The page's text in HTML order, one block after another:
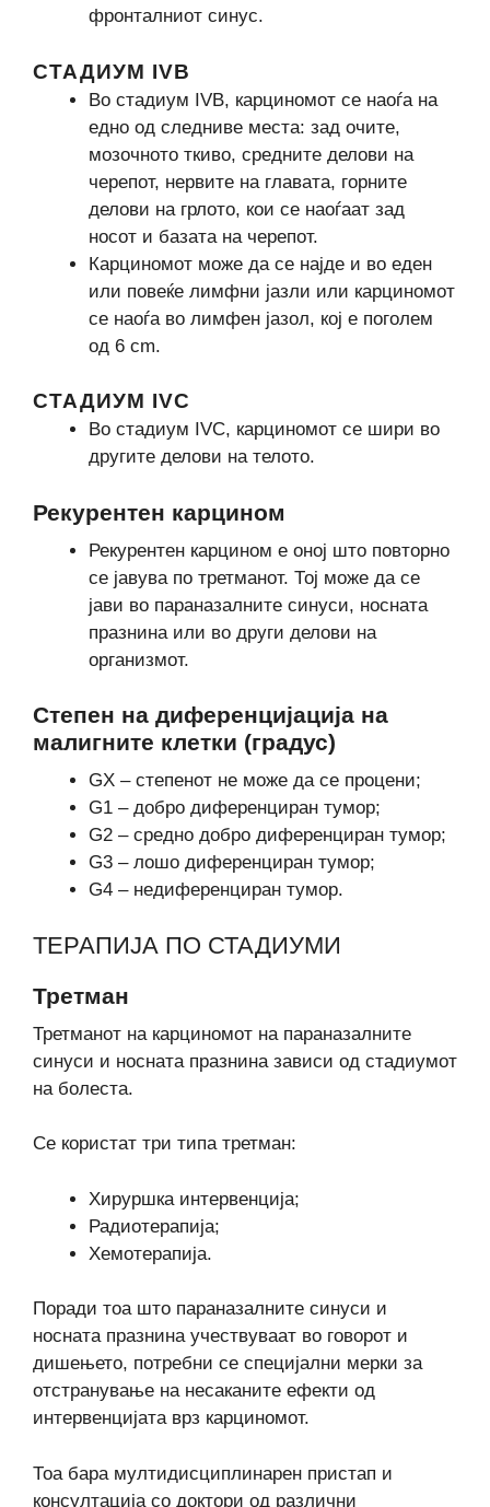
фронталниот синус.
СТАДИУМ IVB
Во стадиум IVB, карциномот се наоѓа на
едно од следниве места: зад очите,
мозочното ткиво, средните делови на
черепот, нервите на главата, горните
делови на грлото, кои се наоѓаат зад
носот и базата на черепот.
Карциномот може да се најде и во еден
или повеќе лимфни јазли или карциномот
се наоѓа во лимфен јазол, кој е поголем
од 6 cm.
СТАДИУМ IVC
Во стадиум IVC, карциномот се шири во
другите делови на телото.
Рекурентен карцином
Рекурентен карцином е оној што повторно
се јавува по третманот. Тој може да се
јави во параназалните синуси, носната
празнина или во други делови на
организмот.
Степен на диференцијација на
малигните клетки (градус)
GX – степенот не може да се процени;
G1 – добро диференциран тумор;
G2 – средно добро диференциран тумор;
G3 – лошо диференциран тумор;
G4 – недиференциран тумор.
ТЕРАПИЈА ПО СТАДИУМИ
Третман
Третманот на карциномот на параназалните
синуси и носната празнина зависи од стадиумот
на болеста.
Се користат три типа третман:
Хируршка интервенција;
Радиотерапија;
Хемотерапија.
Поради тоа што параназалните синуси и
носната празнина учествуваат во говорот и
дишењето, потребни се специјални мерки за
отстранување на несаканите ефекти од
интервенцијата врз карциномот.
Тоа бара мултидисциплинарен пристап и
консултација со доктори од различни